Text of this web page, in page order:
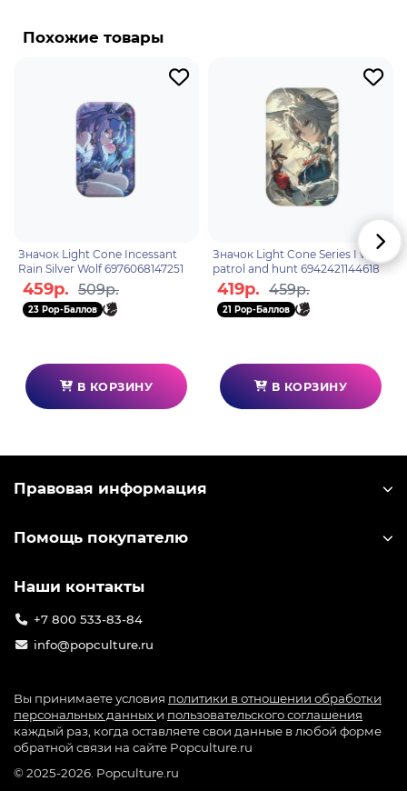
Робин - галовианская певица, родившаяся в
Элегантная и скромная юная леди. Она может
использовать силу Гармонии, чтобы
транслировать свою музыку, вызывая "резонанс"
не только у своих поклонников, но и у всех форм
жизни.
Похожие товары
Значок Light Cone Incessant
Rain Silver Wolf 6976068147251
459р. 509р.
23 Pop-Баллов
В КОРЗИНУ
Значок Light Cone Series I will
patrol and hunt 6942421144618
419р. 459р.
21 Pop-Баллов
В КОРЗИНУ
Правовая информация
Помощь покупателю
Наши контакты
+7 800 533-83-84
info@popculture.ru
Вы принимаете условия политики в отношении обработки
персональных данных и пользовательского соглашения
каждый раз, когда оставляете свои данные в любой форме
обратной связи на сайте Popculture.ru
© 2025-2026. Popculture.ru